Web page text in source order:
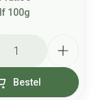
100g
Bestel